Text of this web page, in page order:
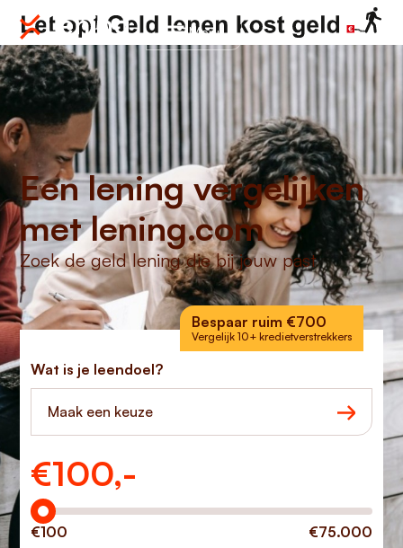
Menu
Een lening vergelijken
met lening.com
Zoek de geld lening die bij jouw past
Bespaar ruim €700
Vergelijk 10+ kredietverstrekkers
Wat is je leendoel?
Maak een keuze
€100,-
Hoeveel wilt u lenen?
€100 €75.000